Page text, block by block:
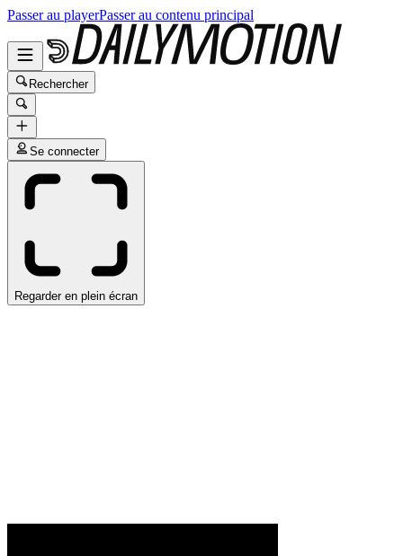
Passer au playerPasser au contenu principal
Rechercher
Se connecter
Regarder en plein écran